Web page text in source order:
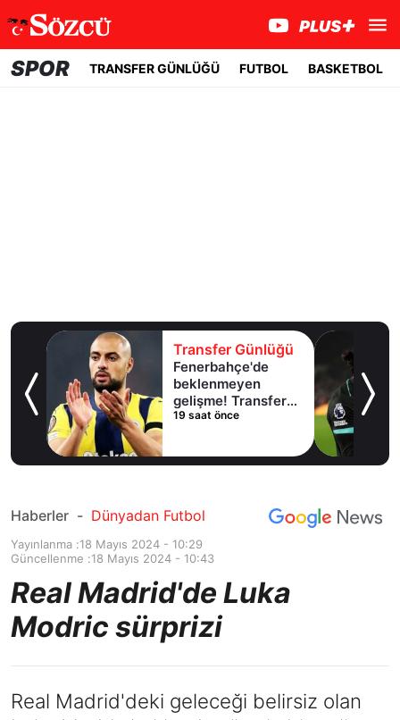
SPOR TRANSFER GÜNLÜĞÜ FUTBOL BASKETBOL
Transfer Günlüğü
Fenerbahçe'de
beklenmeyen
gelişme! Transfer
iptal oldu
19 saat önce
Haberler - Dünyadan Futbol
Yayınlanma :18 Mayıs 2024 - 10:29
Güncellenme :18 Mayıs 2024 - 10:43
Real Madrid'de Luka
Modric sürprizi
Real Madrid'deki geleceği belirsiz olan